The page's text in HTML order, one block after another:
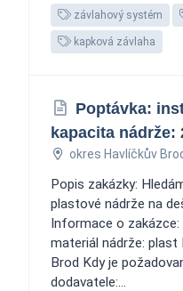
závlahový systém
kapková závlaha
Poptávka:
kapacita nádrže:
okres Havlíčkův
Popis zakázky:
plastové nádrže na
Informace o
materiál nádrže: plast
Brod Kdy je
dodavatele:...